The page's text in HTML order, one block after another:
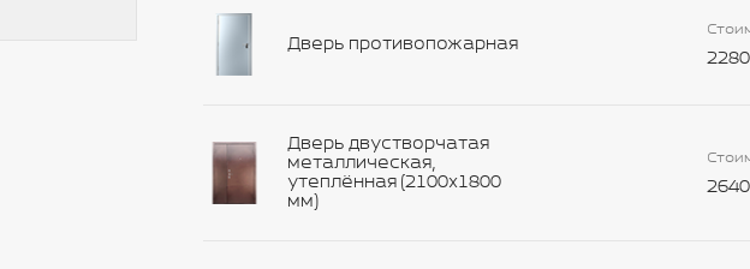
Дверь противопожарная
Дверь двустворчатая
металлическая,
утеплённая (2100х1800
мм)